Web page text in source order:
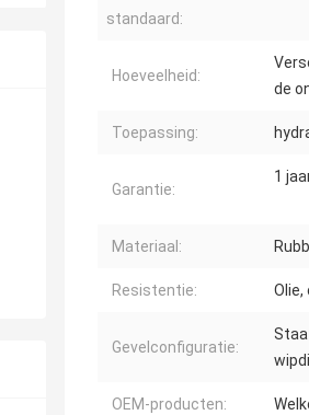
standaard:
Hoeveelheid:
de
Toepassing:
Garantie:
1
Materiaal:
Resistentie:
Gevelconfiguratie:
OEM-producten: